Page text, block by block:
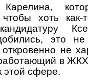
Карелина,
хоть как-
это
не
в
этой сфере.